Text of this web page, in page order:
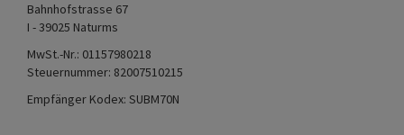
Bahnhofstrasse 67
I - 39025 Naturms
MwSt.-Nr.: 01157980218
Steuernummer: 82007510215
Empfänger Kodex: SUBM70N